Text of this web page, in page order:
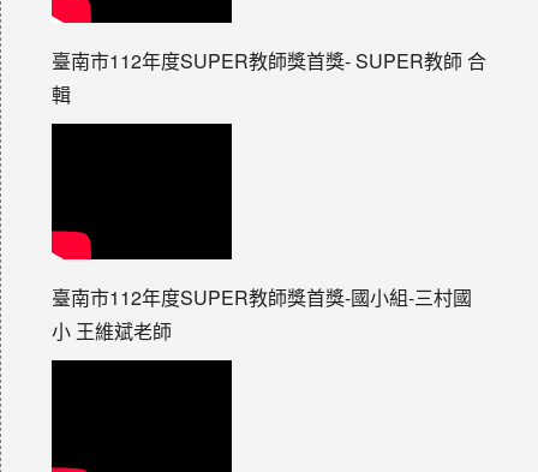
臺南市112年度SUPER教師獎首獎- SUPER教師 合
輯
臺南市112年度SUPER教師獎首獎-國小組-三村國
小 王維斌老師